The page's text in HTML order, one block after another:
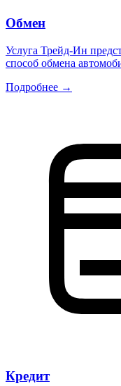
Обмен
Услуга Трейд-Ин
способ обмена
Подробнее →
Кредит